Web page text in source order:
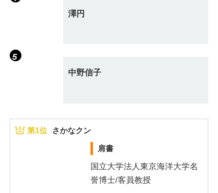
澤円
中野信子
第1位 さかなクン
肩書
国立大学法人東京海洋大学名
誉博士/客員教授